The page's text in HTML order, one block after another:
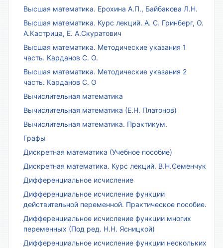
Высшая математика. Ерохина А.П., Байбакова Л.Н.
Высшая математика. Курс лекций. А. С. Гринберг, О.
А.Кастрица, Е. А.Скуратович
Высшая математика. Методические указания 1
часть. Карданов С. О.
Высшая математика. Методические указания 2
часть. Карданов С. О
Вычислительная математика
Вычислительная математика (Е.Н. Платонов)
Вычислительная математика. Практикум.
Графы
Дискретная математика (Учебное пособие)
Дискретная математика. Курс лекций. В.Н.Семенчук
Дифференциальное исчисление
Дифференциальное исчисление функции
действительной переменной. Практическое пособие.
Дифференциальное исчисление функции многих
переменных (Под ред. Н.Н. Ясницкой)
Дифференциальное исчисление функции нескольких